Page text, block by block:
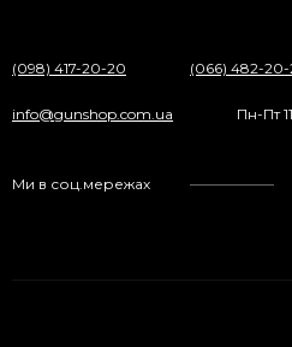
(098) 417-20-20 (066) 482-
info@gunshop.com.ua Пн-Пт
Ми в соц.мережах